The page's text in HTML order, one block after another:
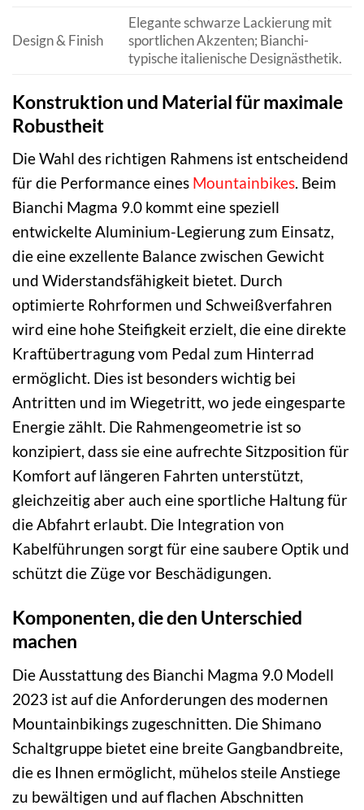
Design & Finish
Elegante schwarze Lackierung mit
sportlichen Akzenten; Bianchi-
typische italienische Designästhetik.
Konstruktion und Material für maximale
Robustheit
Die Wahl des richtigen Rahmens ist entscheidend
für die Performance eines Mountainbikes. Beim
Bianchi Magma 9.0 kommt eine speziell
entwickelte Aluminium-Legierung zum Einsatz,
die eine exzellente Balance zwischen Gewicht
und Widerstandsfähigkeit bietet. Durch
optimierte Rohrformen und Schweißverfahren
wird eine hohe Steifigkeit erzielt, die eine direkte
Kraftübertragung vom Pedal zum Hinterrad
ermöglicht. Dies ist besonders wichtig bei
Antritten und im Wiegetritt, wo jede eingesparte
Energie zählt. Die Rahmengeometrie ist so
konzipiert, dass sie eine aufrechte Sitzposition für
Komfort auf längeren Fahrten unterstützt,
gleichzeitig aber auch eine sportliche Haltung für
die Abfahrt erlaubt. Die Integration von
Kabelführungen sorgt für eine saubere Optik und
schützt die Züge vor Beschädigungen.
Komponenten, die den Unterschied
machen
Die Ausstattung des Bianchi Magma 9.0 Modell
2023 ist auf die Anforderungen des modernen
Mountainbikings zugeschnitten. Die Shimano
Schaltgruppe bietet eine breite Gangbandbreite,
die es Ihnen ermöglicht, mühelos steile Anstiege
zu bewältigen und auf flachen Abschnitten